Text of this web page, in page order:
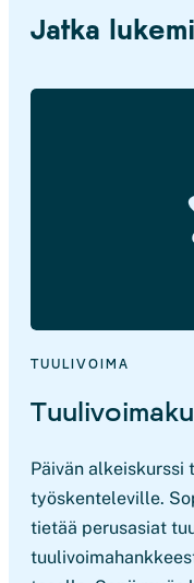
Jatka
TUULIVOIMA
Päivän alkeiskurssi
työskenteleville.
tietää perusasiat